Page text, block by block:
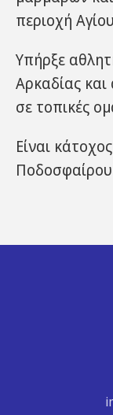
περιοχή
Υπήρξε
Αρκαδίας
σε τοπικές
Είναι
Ποδοσφαίρου